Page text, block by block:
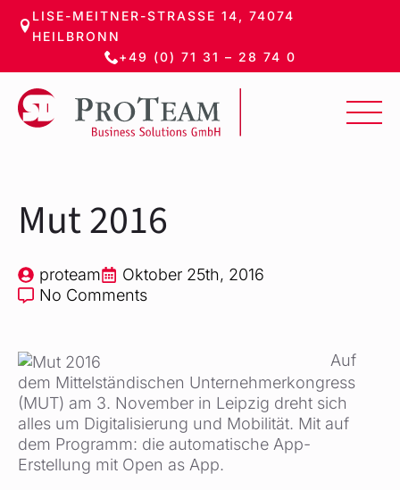
Zum
Hauptinhalt
LISE-MEITNER-STRASSE 14, 74074 H
EILBRONN
+49 (0) 71 31 – 28 74 0
Mut 2016
proteam
Oktober 25th, 2016
No Comments
Auf
dem Mittelständischen Unternehmerkongress
(MUT) am 3. November in Leipzig dreht sich
alles um Digitalisierung und Mobilität. Mit auf
dem Programm: die automatische App-
Erstellung mit Open as App.